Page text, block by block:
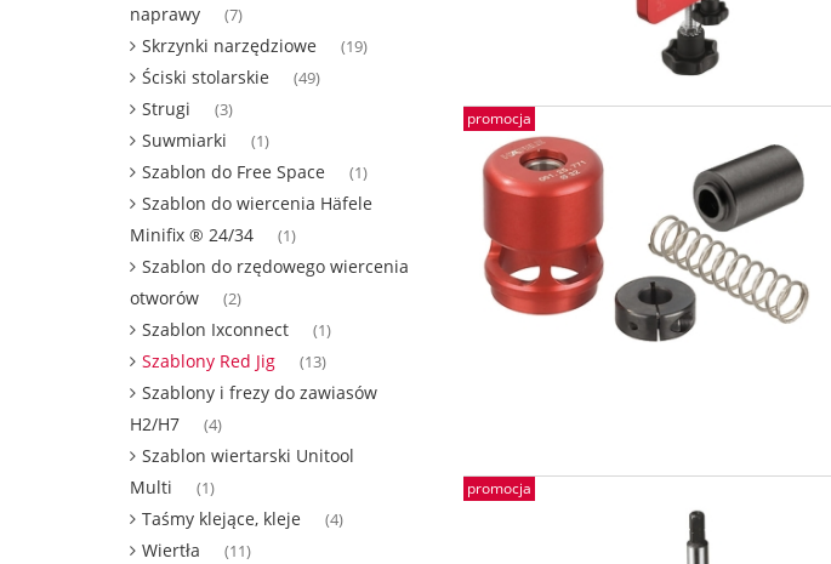
naprawy
(7)
Skrzynki narzędziowe (19)
Ściski stolarskie (49)
Strugi (3)
Suwmiarki (1)
Szablon do Free Space (1)
Szablon do wiercenia Häfele
Minifix ® 24/34
(1)
Szablon do rzędowego wiercenia
otworów
(2)
Szablon Ixconnect (1)
Szablony Red Jig (13)
Szablony i frezy do zawiasów
H2/H7
(4)
Szablon wiertarski Unitool
Multi
(1)
Taśmy klejące, kleje (4)
Wiertła (11)
promocja
promocja